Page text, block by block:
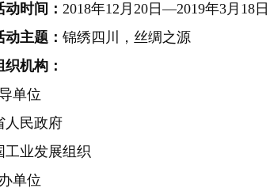
时间： 2018年12月20日—2019年3月18日
主题： 锦绣四川，丝绸之源
机构：
单位
民政府
业发展组织
单位